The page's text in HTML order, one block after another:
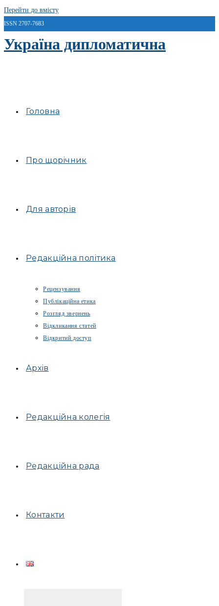
Перейти до вмісту
ISSN 2707-7683
Україна дипломатична
Головна
Про щорічник
Для авторів
Редакційна політика
Рецензування
Публікаційна етика
Розгляд звернень
Відкликання статей
Відкритий доступ
Архів
Редакційна колегія
Редакційна рада
Контакти